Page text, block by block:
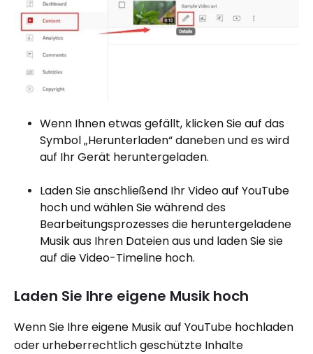
Wenn Ihnen etwas gefällt, klicken Sie auf das
Symbol „Herunterladen“ daneben und es wird
auf Ihr Gerät heruntergeladen.
Laden Sie anschließend Ihr Video auf YouTube
hoch und wählen Sie während des
Bearbeitungsprozesses die heruntergeladene
Musik aus Ihren Dateien aus und laden Sie sie
auf die Video-Timeline hoch.
Laden Sie Ihre eigene Musik hoch
Wenn Sie Ihre eigene Musik auf YouTube hochladen
oder urheberrechtlich geschützte Inhalte